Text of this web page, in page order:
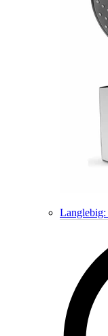
Langlebig: